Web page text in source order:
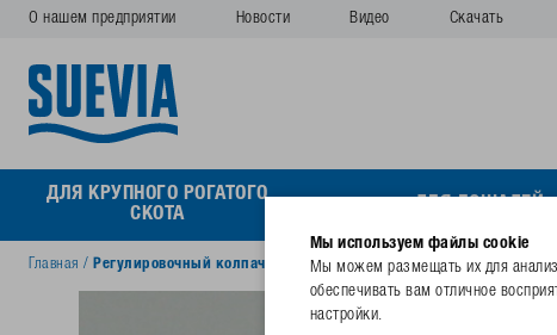
О нашем предприятии Новости Видео Скачать
ДЛЯ КРУПНОГО РОГАТОГО
СКОТА
Главная / Регулировочный колпачок из пластмассы (красного цвета)
Мы используем файлы cookie
Мы можем размещать их для
обеспечивать вам отличное
настройки.